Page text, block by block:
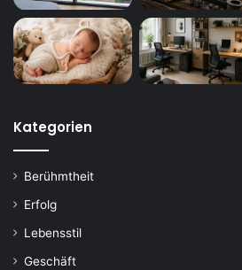
Kategorien
Berühmtheit
Erfolg
Lebensstil
Geschäft